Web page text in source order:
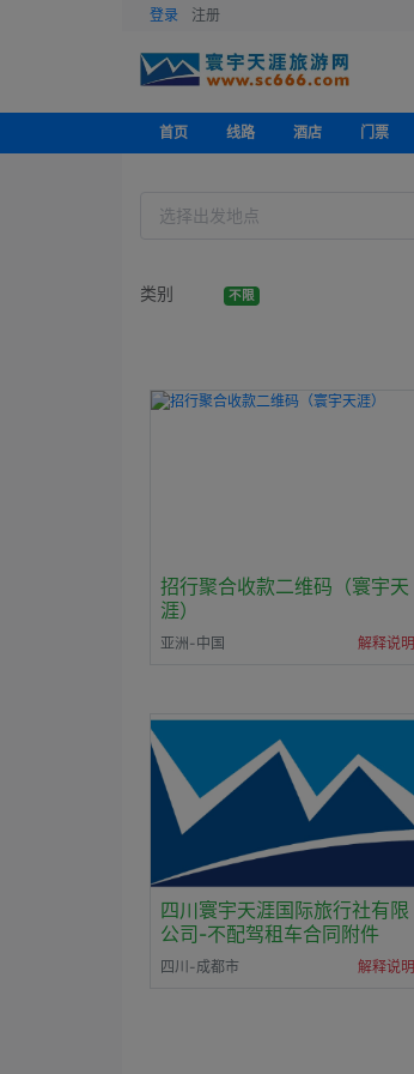
登录 注册
首页 线路 酒店 门票
类别 不限
招行聚合收款二维码（寰宇天
涯）
亚洲-中国 解释说明
四川寰宇天涯国际旅行社有限
公司-不配驾租车合同附件
四川-成都市 解释说明